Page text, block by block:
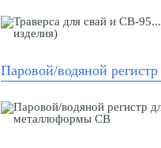
Паровой/водяной